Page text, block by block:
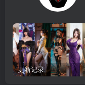
更新记录